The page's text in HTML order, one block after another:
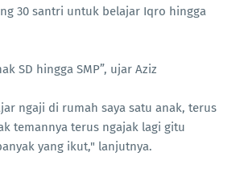
30 santri untuk belajar Iqro hingga
SD hingga SMP”, ujar Aziz
ngaji di rumah saya satu anak, terus
temannya terus ngajak lagi gitu
yang ikut," lanjutnya.